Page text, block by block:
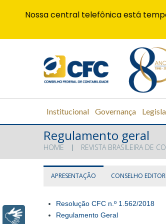
Institucional Governança
Regulamento geral
HOME REVISTA BRASILEIRA DE
APRESENTAÇÃO CONSELHO
Resolução CFC n.º 1.562/2018
Regulamento Geral
Nossa central telefônica está
Libras